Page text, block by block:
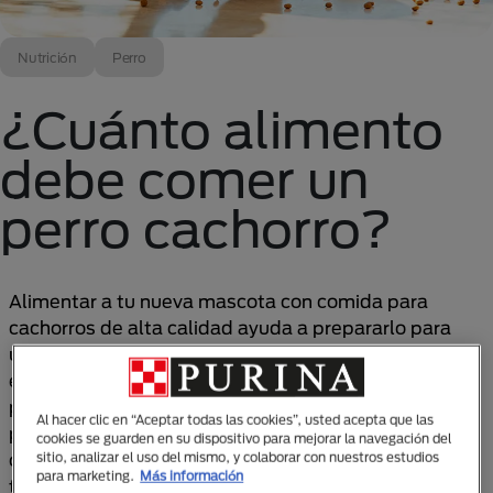
Nutrición Perro
¿Cuánto alimento
debe comer un
perro cachorro?
Alimentar a tu nueva mascota con comida para
cachorros de alta calidad ayuda a prepararlo para
una vida larga y saludable como perro adulto. Sin
embargo, esto plantea muchas preguntas para los
propietarios de cachorros, sobre todo en los
primerizos. ¿Cuánta comida debería dar a mi
cachorro? ¿Cada cuánto debo alimentarlo? ¿Qué
tipo de comida es mejor?
Al hacer clic en “Aceptar todas las cookies”, usted acepta que las
cookies se guarden en su dispositivo para mejorar la navegación del
sitio, analizar el uso del mismo, y colaborar con nuestros estudios
para marketing.
Más información